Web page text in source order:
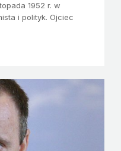
1952 r. w
i polityk. Ojciec